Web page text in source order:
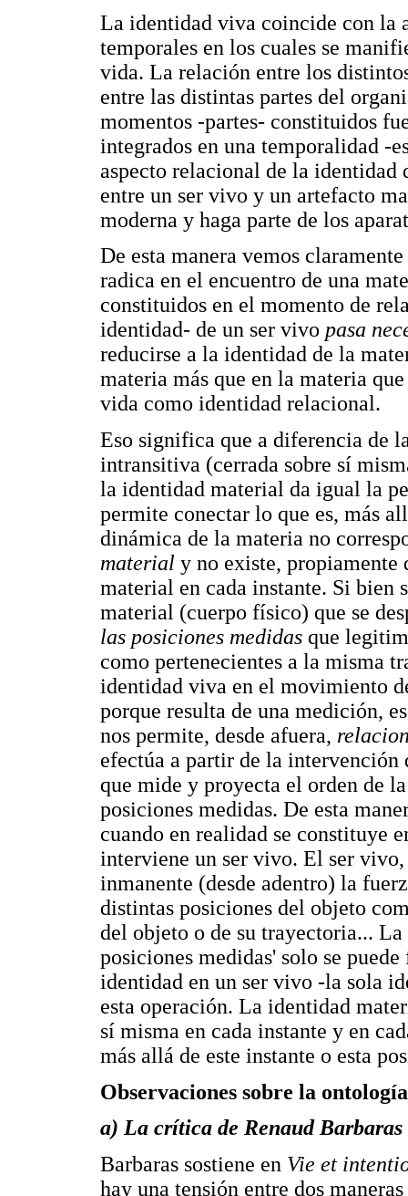
La identidad viva coincide con la
temporales en los cuales se
vida. La relación entre los
entre las distintas partes del
momentos -partes- constituidos
integrados en una temporalidad -
aspecto relacional de la
entre un ser vivo y un artefacto
moderna y haga parte de los
De esta manera vemos
radica en el encuentro de una
constituidos en el momento de
identidad- de un ser vivo pasa
reducirse a la identidad de la
materia más que en la materia
vida como identidad relacional.
Eso significa que a diferencia de
intransitiva (cerrada sobre sí
la identidad material da igual la
permite conectar lo que es, más
dinámica de la materia no
material y no existe,
material en cada instante. Si bien
material (cuerpo físico) que se
las posiciones medidas que
como pertenecientes a la misma
identidad viva en el movimiento
porque resulta de una medición,
nos permite, desde afuera,
efectúa a partir de la intervención
que mide y proyecta el orden de
posiciones medidas. De esta
cuando en realidad se constituye
interviene un ser vivo. El ser
inmanente (desde adentro) la
distintas posiciones del objeto
del objeto o de su trayectoria...
posiciones medidas' solo se
identidad en un ser vivo -la sola
esta operación. La identidad
sí misma en cada instante y en
más allá de este instante o esta
Observaciones sobre la
a) La crítica de Renaud Barbaras
Barbaras sostiene en Vie et
hay una tensión entre dos